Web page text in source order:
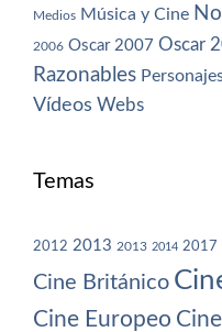
Medios Música y Cine
2006 Oscar 2007 Oscar
Razonables
Vídeos Webs
Temas
2012 2013 2013 2014 2017
Cine Británico
Cine Europeo